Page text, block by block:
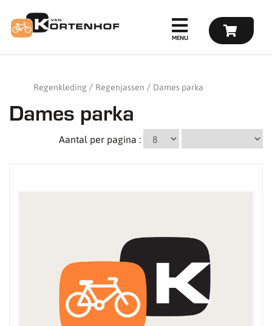
Regenkleding Regenjassen Dames parka
Dames parka
Aantal per pagina :